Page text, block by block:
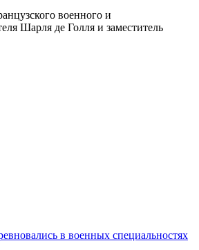
военного и
Шарля де Голля и заместитель
в военных специальностях